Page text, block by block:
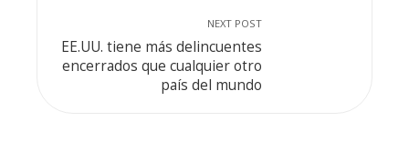
NEXT POST
EE.UU. tiene más delincuentes
encerrados que cualquier otro
país del mundo